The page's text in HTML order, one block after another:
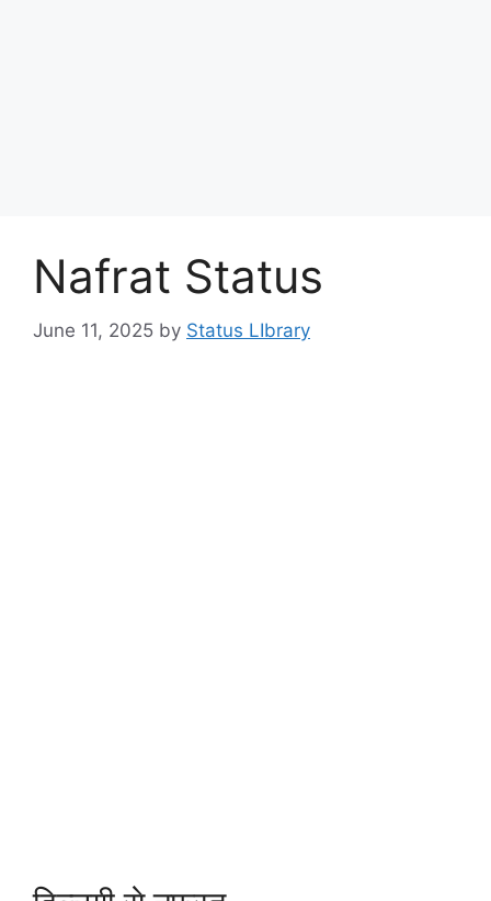
Nafrat Status
June 11, 2025 by Status LIbrary